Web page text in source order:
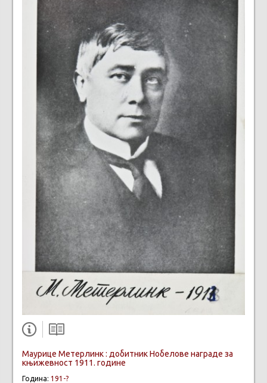
Маурице Метерлинк : добитник Нобелове награде за
књижевност 1911. године
Година: 191-?